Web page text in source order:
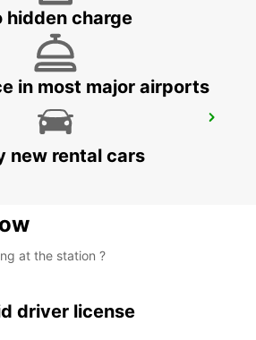
hidden charge
in most major airports
new rental cars
at the station ?
driver license